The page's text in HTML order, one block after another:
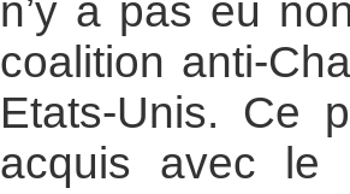
n’y a pas eu
coalition anti-
Etats-Unis. Ce
acquis avec le